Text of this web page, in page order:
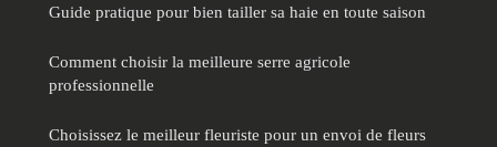
Guide pratique pour bien tailler sa haie en toute saison
Comment choisir la meilleure serre agricole
professionnelle
Choisissez le meilleur fleuriste pour un envoi de fleurs